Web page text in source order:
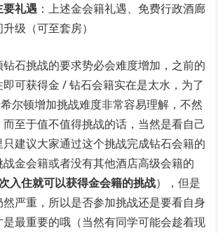
要礼遇 ：上述金会籍礼遇、免费行政酒廊
级（可至套房）
钻石挑战的要求势必会难度增加，之前的
可获得金 / 钻石会籍实在是太水，为了
尔顿增加挑战难度非常容易理解，不然
至于值不值得挑战的话，当然是看自己
建议大家通过这个挑战完成钻石会籍的
金会籍或者没有其他酒店高级会籍的
入住就可以获得金会籍的挑战），但是
严重，所以是否参加挑战还是要看自身
最重要的哦（当然有同学可能会趁着现